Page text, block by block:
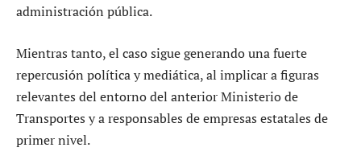
administración pública.
Mientras tanto, el caso sigue generando una fuerte
repercusión política y mediática, al implicar a figuras
relevantes del entorno del anterior Ministerio de
Transportes y a responsables de empresas estatales de
primer nivel.